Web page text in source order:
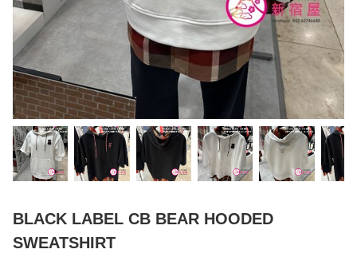
BLACK LABEL CB BEAR HOODED
SWEATSHIRT